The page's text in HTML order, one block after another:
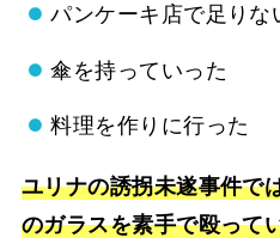
パンケーキ店で足りな
傘を持っていった
料理を作りに行った
ユリナの誘拐未遂事件で
のガラスを素手で殴って